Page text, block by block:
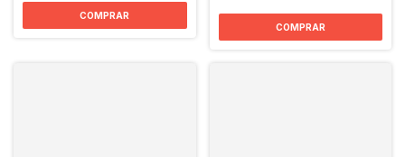
COMPRAR
COMPRAR